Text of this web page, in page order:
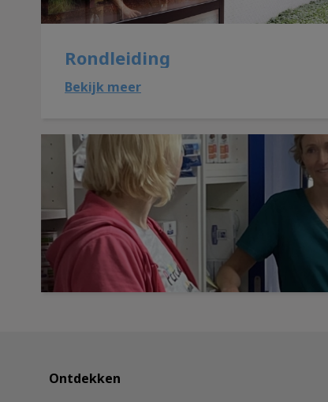
Rondleiding
Bekijk meer
Opendeurdag
Ontdekken